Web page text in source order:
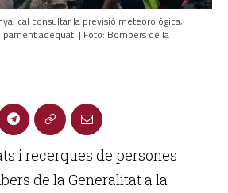
cal consultar la previsió meteorològica,
adequat. | Foto: Bombers de la
i recerques de persones
de la Generalitat a la